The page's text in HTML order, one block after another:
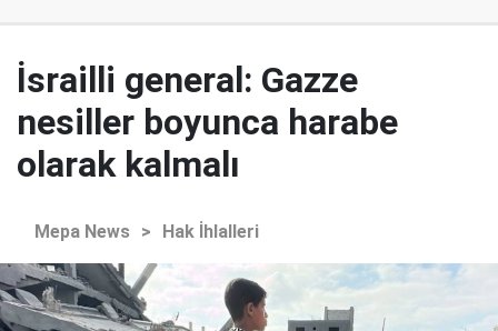
İsrailli general: Gazze
nesiller boyunca harabe
olarak kalmalı
Mepa News > Hak İhlalleri